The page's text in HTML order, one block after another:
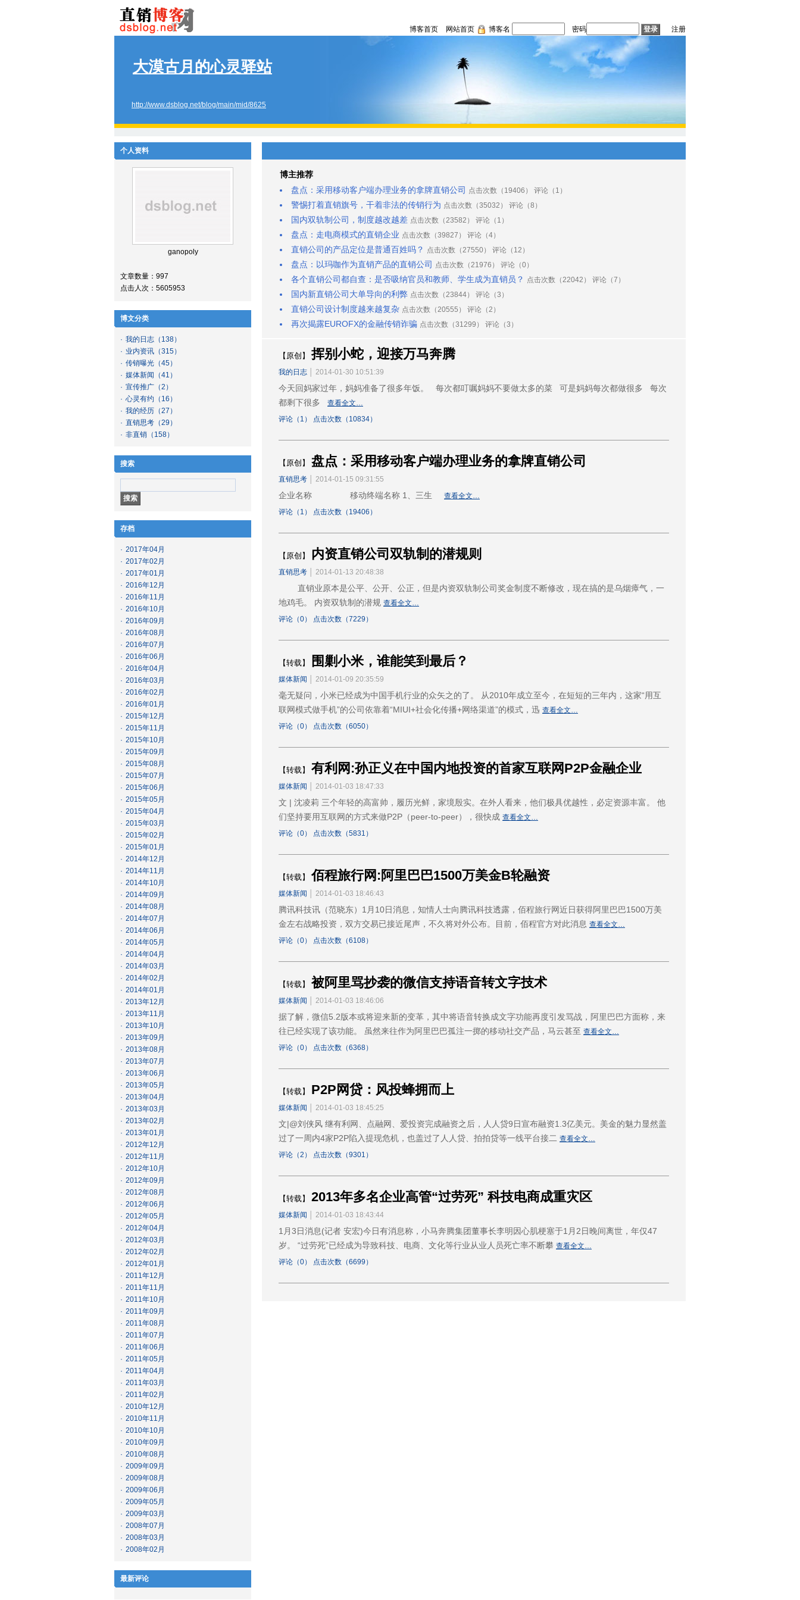
博客首页 网站首页 博客名 密码 注册
大漠古月的心灵驿站
http://www.dsblog.net/blog/main/mid/8625
个人资料
ganopoly
文章数量：997
点击人次：5605953
博文分类
· 我的日志 （138）
· 业内资讯 （315）
· 传销曝光 （45）
· 媒体新闻 （41）
· 宣传推广 （2）
· 心灵有约 （16）
· 我的经历 （27）
· 直销思考 （29）
· 非直销 （158）
搜索
存档
· 2017年04月
· 2017年02月
· 2017年01月
· 2016年12月
· 2016年11月
· 2016年10月
· 2016年09月
· 2016年08月
· 2016年07月
· 2016年06月
· 2016年04月
· 2016年03月
· 2016年02月
· 2016年01月
· 2015年12月
· 2015年11月
· 2015年10月
· 2015年09月
· 2015年08月
· 2015年07月
· 2015年06月
· 2015年05月
· 2015年04月
· 2015年03月
· 2015年02月
· 2015年01月
· 2014年12月
· 2014年11月
· 2014年10月
· 2014年09月
· 2014年08月
· 2014年07月
· 2014年06月
· 2014年05月
· 2014年04月
· 2014年03月
· 2014年02月
· 2014年01月
· 2013年12月
· 2013年11月
· 2013年10月
· 2013年09月
· 2013年08月
· 2013年07月
· 2013年06月
· 2013年05月
· 2013年04月
· 2013年03月
· 2013年02月
· 2013年01月
· 2012年12月
· 2012年11月
· 2012年10月
· 2012年09月
· 2012年08月
· 2012年06月
· 2012年05月
· 2012年04月
· 2012年03月
· 2012年02月
· 2012年01月
· 2011年12月
· 2011年11月
· 2011年10月
· 2011年09月
· 2011年08月
· 2011年07月
· 2011年06月
· 2011年05月
· 2011年04月
· 2011年03月
· 2011年02月
· 2010年12月
· 2010年11月
· 2010年10月
· 2010年09月
· 2010年08月
· 2009年09月
· 2009年08月
· 2009年06月
· 2009年05月
· 2009年03月
· 2008年07月
· 2008年03月
· 2008年02月
最新评论
博主推荐
盘点：采用移动客户端办理业务的拿牌直销公司 点击次数（19406） 评论（1）
警惕打着直销旗号，干着非法的传销行为 点击次数（35032） 评论（8）
国内双轨制公司，制度越改越差 点击次数（23582） 评论（1）
盘点：走电商模式的直销企业 点击次数（39827） 评论（4）
直销公司的产品定位是普通百姓吗？ 点击次数（27550） 评论（12）
盘点：以玛咖作为直销产品的直销公司 点击次数（21976） 评论（0）
各个直销公司都自查：是否吸纳官员和教师、学生成为直销员？ 点击次数（22042） 评论（7）
国内新直销公司大单导向的利弊 点击次数（23844） 评论（3）
直销公司设计制度越来越复杂 点击次数（20555） 评论（2）
再次揭露EUROFX的金融传销诈骗 点击次数（31299） 评论（3）
【原创】 挥别小蛇，迎接万马奔腾
我的日志 │ 2014-01-30 10:51:39
今天回妈家过年，妈妈准备了很多年饭。 每次都叮嘱妈妈不要做太多的菜 可是妈妈每次都做很多 每次
都剩下很多 查看全文…
评论（1） 点击次数（10834）
【原创】 盘点：采用移动客户端办理业务的拿牌直销公司
直销思考 │ 2014-01-15 09:31:55
企业名称 移动终端名称 1、三生 查看全文…
评论（1） 点击次数（19406）
【原创】 内资直销公司双轨制的潜规则
直销思考 │ 2014-01-13 20:48:38
直销业原本是公平、公开、公正，但是内资双轨制公司奖金制度不断修改，现在搞的是乌烟瘴气，一
地鸡毛。 内资双轨制的潜规 查看全文…
评论（0） 点击次数（7229）
【转载】 围剿小米，谁能笑到最后？
媒体新闻 │ 2014-01-09 20:35:59
毫无疑问，小米已经成为中国手机行业的众矢之的了。 从2010年成立至今，在短短的三年内，这家“用互
联网模式做手机”的公司依靠着“MIUI+社会化传播+网络渠道”的模式，迅 查看全文…
评论（0） 点击次数（6050）
【转载】 有利网:孙正义在中国内地投资的首家互联网P2P金融企业
媒体新闻 │ 2014-01-03 18:47:33
文 | 沈凌莉 三个年轻的高富帅，履历光鲜，家境殷实。在外人看来，他们极具优越性，必定资源丰富。 他
们坚持要用互联网的方式来做P2P（peer-to-peer），很快成 查看全文…
评论（0） 点击次数（5831）
【转载】 佰程旅行网:阿里巴巴1500万美金B轮融资
媒体新闻 │ 2014-01-03 18:46:43
腾讯科技讯（范晓东）1月10日消息，知情人士向腾讯科技透露，佰程旅行网近日获得阿里巴巴1500万美
金左右战略投资，双方交易已接近尾声，不久将对外公布。目前，佰程官方对此消息 查看全文…
评论（0） 点击次数（6108）
【转载】 被阿里骂抄袭的微信支持语音转文字技术
媒体新闻 │ 2014-01-03 18:46:06
据了解，微信5.2版本或将迎来新的变革，其中将语音转换成文字功能再度引发骂战，阿里巴巴方面称，来
往已经实现了该功能。 虽然来往作为阿里巴巴孤注一掷的移动社交产品，马云甚至 查看全文…
评论（0） 点击次数（6368）
【转载】 P2P网贷：风投蜂拥而上
媒体新闻 │ 2014-01-03 18:45:25
文|@刘侠风 继有利网、点融网、爱投资完成融资之后，人人贷9日宣布融资1.3亿美元。美金的魅力显然盖
过了一周内4家P2P陷入提现危机，也盖过了人人贷、拍拍贷等一线平台接二 查看全文…
评论（2） 点击次数（9301）
【转载】 2013年多名企业高管“过劳死” 科技电商成重灾区
媒体新闻 │ 2014-01-03 18:43:44
1月3日消息(记者 安宏)今日有消息称，小马奔腾集团董事长李明因心肌梗塞于1月2日晚间离世，年仅47
岁。 “过劳死”已经成为导致科技、电商、文化等行业从业人员死亡率不断攀 查看全文…
评论（0） 点击次数（6699）